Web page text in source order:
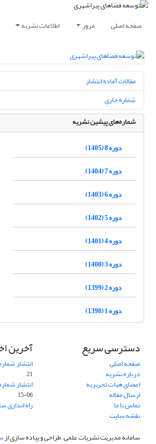
صفحه اصلی مرور اطلاعات نشریه
مقالات آماده انتشار
شماره جاری
شماره‌های پیشین نشریه
دوره 8 (1405)
دوره 7 (1404)
دوره 6 (1403)
دوره 5 (1402)
دوره 4 (1401)
دوره 3 (1400)
دوره 2 (1399)
دوره 1 (1398)
دسترسی سریع
صفحه اصلی
درباره نشریه
اعضای هیات تحریریه
ارسال مقاله
تماس با ما
نقشه سایت
آخرین
انتشار شماره 2 مجله توسعه فضاهای
21
انتشار
06-15
راه اندازی
سامانه مدیریت نشریات علمی.طراحی و پیاده سازی از